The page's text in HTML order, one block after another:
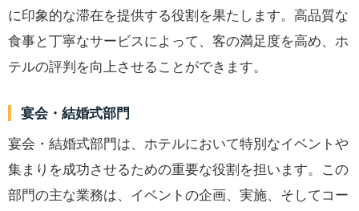
に印象的な滞在を提供する役割を果たします。高品質な
食事と丁寧なサービスによって、客の満足度を高め、ホ
テルの評判を向上させることができます。
宴会・結婚式部門
宴会・結婚式部門は、ホテルにおいて特別なイベントや
集まりを成功させるための重要な役割を担います。この
部門の主な業務は、イベントの企画、実施、そしてコー